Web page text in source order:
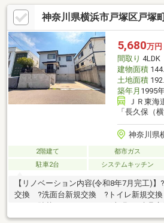
件探し・資金計画でお悩みの方へ◇◆横浜
ＩＺＵＮＡまでお問い合わせ下さい。Ｓ
公開していない未公開物件や販売予定物
計画にお悩みの方にはファイナンシャル
談会を承ります。物件ご購入後もＦＰに
家計のアフターフォローもお任せください
神奈川県横浜市戸塚区戸塚
5,680万円
間取り 4LDK
建物面積
土地面積
築年月 1995
ＪＲ東
「長久保（
神奈川県
2階建て 都市ガス
駐車2台
システムキッチン
【リノベーション内容(令和8年7月完工)
交換 ?洗面台新規交換 ?トイレ新規交
タイル貼替 ?フローリング上張 ?建具
室クロス貼替 ?外壁、屋根塗装 ?コンセ